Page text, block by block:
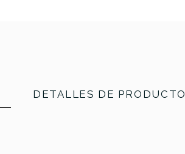
DETALLES DE PRODUCTO